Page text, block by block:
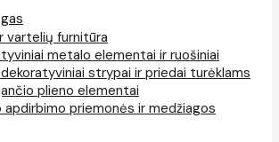
vartelių furnitūra
metalo elementai ir ruošiniai
strypai ir priedai turėklams
plieno elementai
apdirbimo priemonės ir medžiagos